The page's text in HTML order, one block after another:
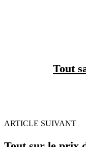
Tout
ARTICLE SUIVANT